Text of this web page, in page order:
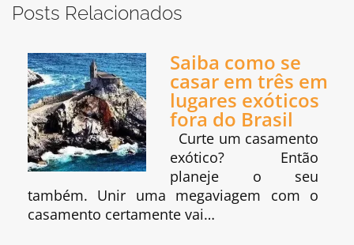
Posts Relacionados
Saiba como se
casar em três em
lugares exóticos
fora do Brasil
Curte um casamento
exótico? Então
planeje o seu
também. Unir uma megaviagem com o
casamento certamente vai…